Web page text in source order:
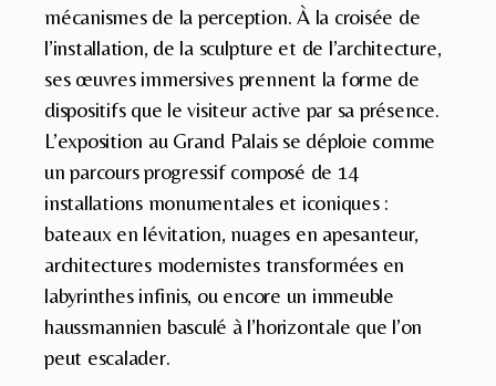
mécanismes de la perception. À la croisée de
l’installation, de la sculpture et de l’architecture,
ses œuvres immersives prennent la forme de
dispositifs que le visiteur active par sa présence.
L’exposition au Grand Palais se déploie comme
un parcours progressif composé de 14
installations monumentales et iconiques :
bateaux en lévitation, nuages en apesanteur,
architectures modernistes transformées en
labyrinthes infinis, ou encore un immeuble
haussmannien basculé à l’horizontale que l’on
peut escalader.